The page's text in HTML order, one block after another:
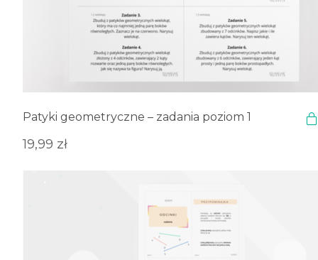
Patyki geometryczne – zadania poziom 1
19,99 zł